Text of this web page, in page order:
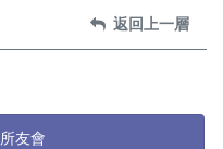
返回上一層
所友會